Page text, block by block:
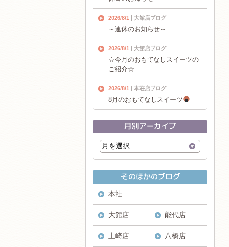
2026/8/1 大館店ブログ
～連休のお知らせ～
2026/8/1 大館店ブログ
☆今月のおもてなしスイーツの
ご紹介☆
2026/8/1 本荘店ブログ
8月のおもてなしスイーツ
本社
大館店 能代店
土崎店 八橋店